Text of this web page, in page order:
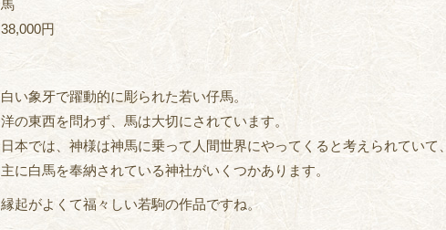
馬
38,000円
白い象牙で躍動的に彫られた若い仔馬。
洋の東西を問わず、馬は大切にされています。
日本では、神様は神馬に乗って人間世界にやってくると考えられていて、
主に白馬を奉納されている神社がいくつかあります。
縁起がよくて福々しい若駒の作品ですね。